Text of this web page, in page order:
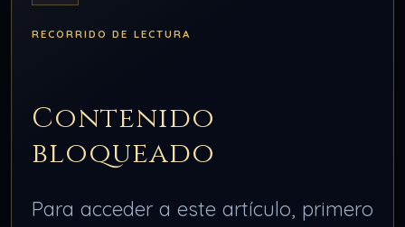
RECORRIDO DE LECTURA
Contenido
bloqueado
Para acceder a este artículo, primero